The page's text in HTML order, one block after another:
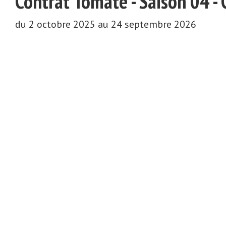
du 2 octobre 2025 au 24 septembre 2026